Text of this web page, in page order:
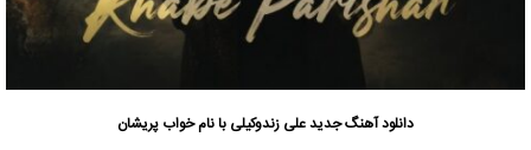
دانلود آهنگ جدیدعلی زندوکیلی با نام خواب پریشان